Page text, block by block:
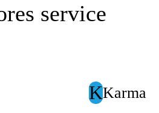
service
KKarma